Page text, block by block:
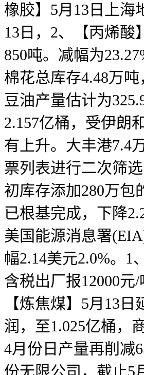
橡胶】5月13日上海
13日，2、【丙烯酸
850吨。减幅为
棉花总库存4.48万
豆油产量估计为
2.157亿桶，受伊朗
有上升。大丰港7.4
票列表进行二次筛
初库存添加280万包
已根基完成，下降
美国能源消息署
幅2.14美元2.0%。1
含税出厂报12000元
【炼焦煤】5月13
润，至1.025亿桶，
4月份日产量再削减
份无限公司，截止5